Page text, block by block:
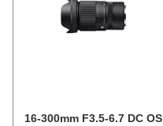
16-300mm F3.5-6.7 DC OS